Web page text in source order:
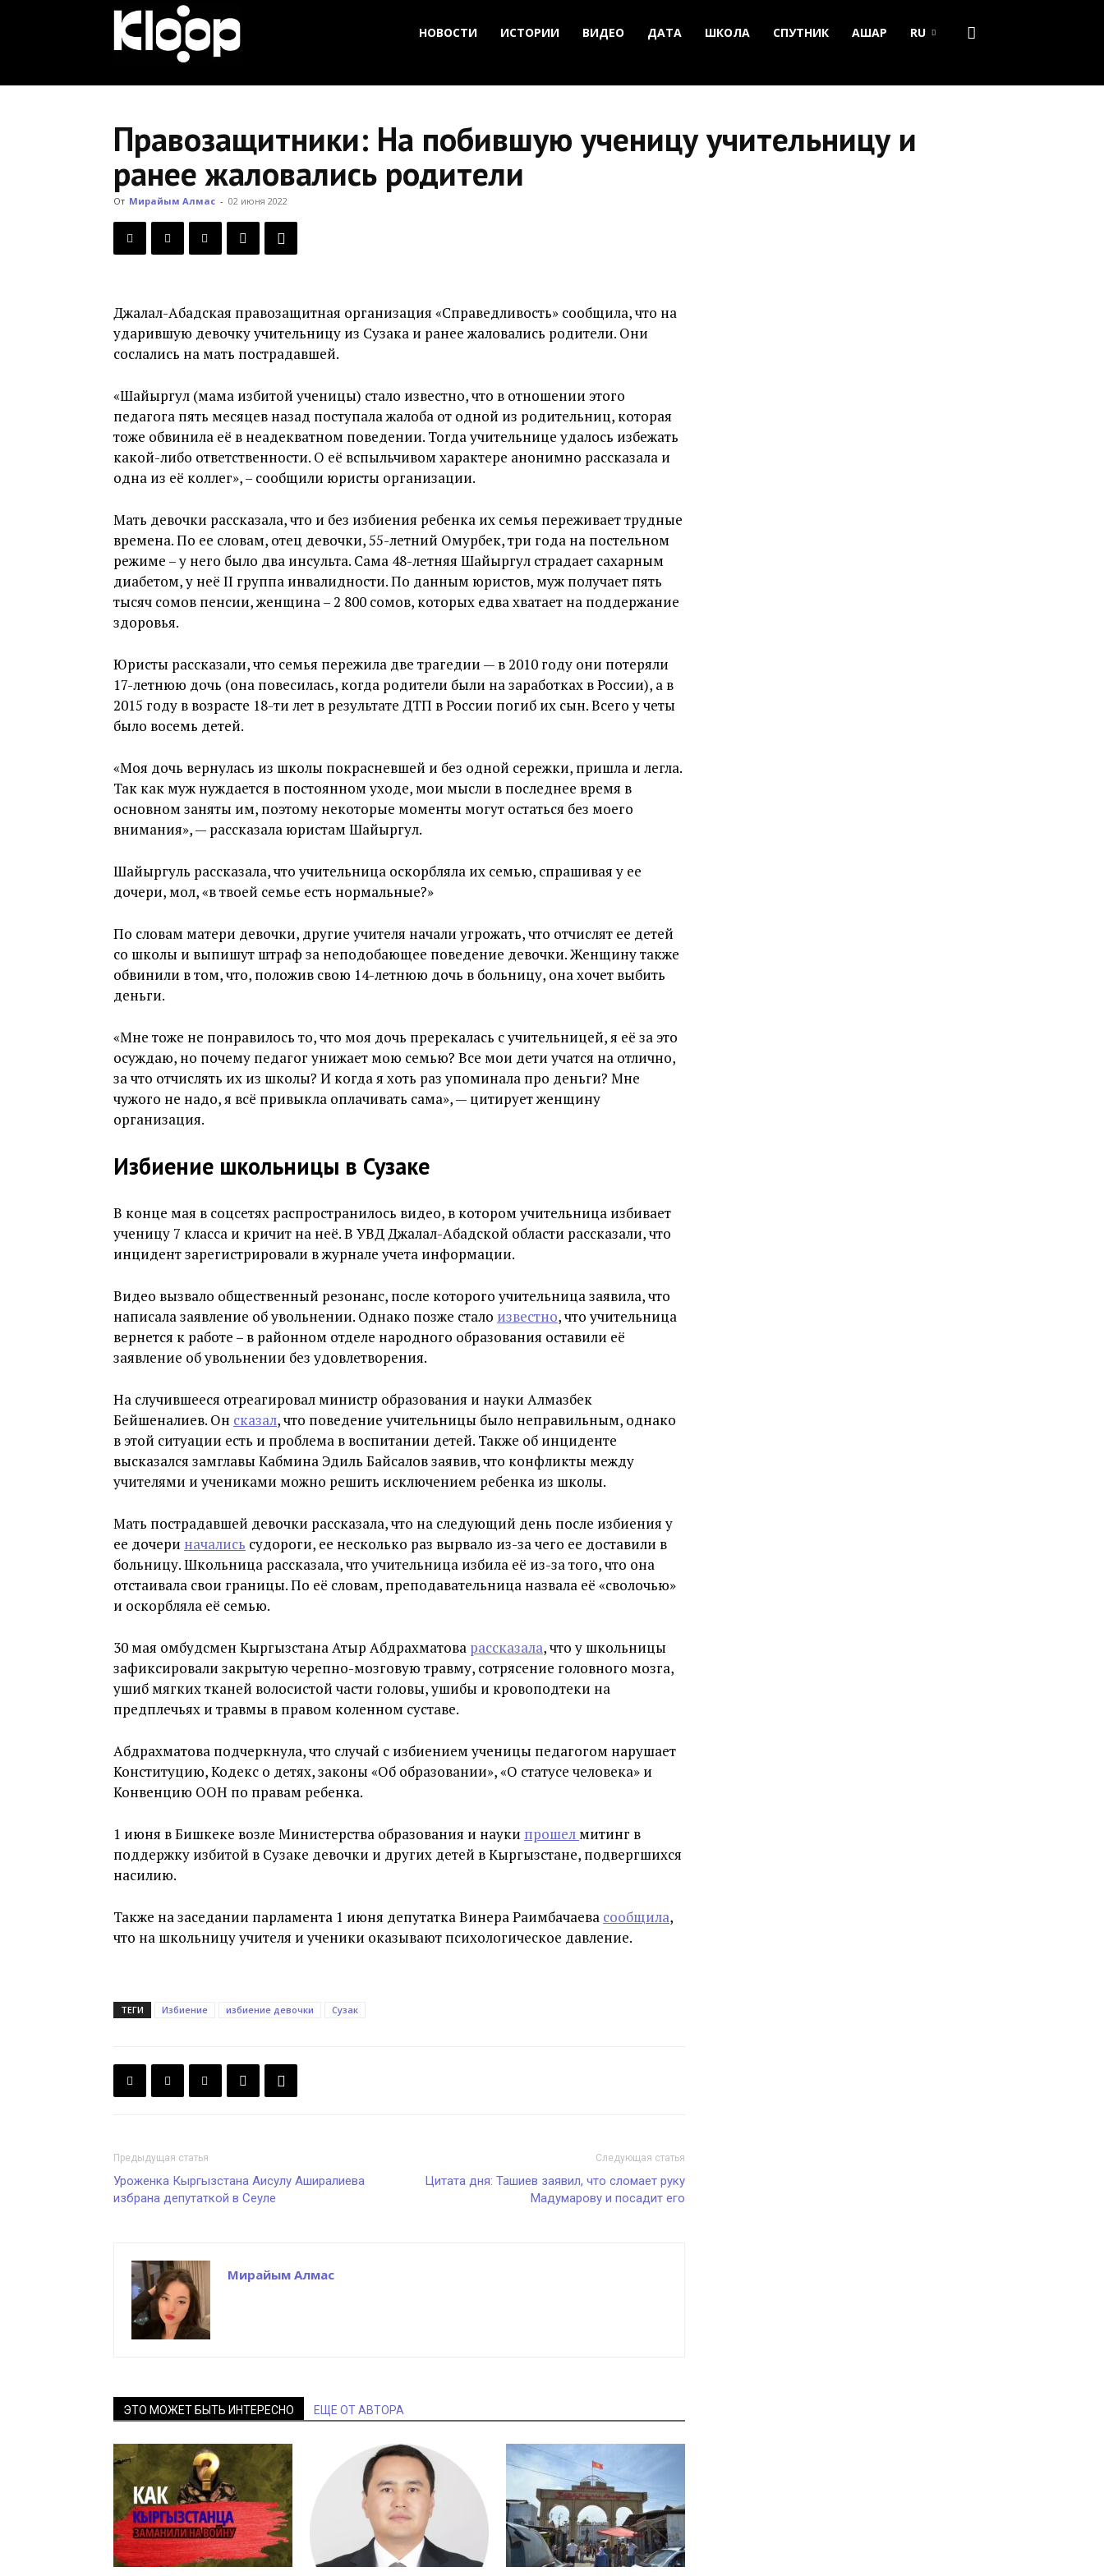
Кыргызстана
НОВОСТИ ИСТОРИИ ВИДЕО ДАТА ШКОЛА СПУТНИК АШАР RU
Правозащитники: На побившую ученицу учительницу и
ранее жаловались родители
От Мирайым Алмас - 02 июня 2022
Джалал-Абадская правозащитная организация «Справедливость» сообщила, что на
ударившую девочку учительницу из Сузака и ранее жаловались родители. Они
сослались на мать пострадавшей.
«Шайыргул (мама избитой ученицы) стало известно, что в отношении этого
педагога пять месяцев назад поступала жалоба от одной из родительниц, которая
тоже обвинила её в неадекватном поведении. Тогда учительнице удалось избежать
какой-либо ответственности. О её вспыльчивом характере анонимно рассказала и
одна из её коллег», – сообщили юристы организации.
Мать девочки рассказала, что и без избиения ребенка их семья переживает трудные
времена. По ее словам, отец девочки, 55-летний Омурбек, три года на постельном
режиме – у него было два инсульта. Сама 48-летняя Шайыргул страдает сахарным
диабетом, у неё II группа инвалидности. По данным юристов, муж получает пять
тысяч сомов пенсии, женщина – 2 800 сомов, которых едва хватает на поддержание
здоровья.
Юристы рассказали, что семья пережила две трагедии — в 2010 году они потеряли
17-летнюю дочь (она повесилась, когда родители были на заработках в России), а в
2015 году в возрасте 18-ти лет в результате ДТП в России погиб их сын. Всего у четы
было восемь детей.
«Моя дочь вернулась из школы покрасневшей и без одной сережки, пришла и легла.
Так как муж нуждается в постоянном уходе, мои мысли в последнее время в
основном заняты им, поэтому некоторые моменты могут остаться без моего
внимания», — рассказала юристам Шайыргул.
Шайыргуль рассказала, что учительница оскорбляла их семью, спрашивая у ее
дочери, мол, «в твоей семье есть нормальные?»
По словам матери девочки, другие учителя начали угрожать, что отчислят ее детей
со школы и выпишут штраф за неподобающее поведение девочки. Женщину также
обвинили в том, что, положив свою 14-летнюю дочь в больницу, она хочет выбить
деньги.
«Мне тоже не понравилось то, что моя дочь пререкалась с учительницей, я её за это
осуждаю, но почему педагог унижает мою семью? Все мои дети учатся на отлично,
за что отчислять их из школы? И когда я хоть раз упоминала про деньги? Мне
чужого не надо, я всё привыкла оплачивать сама», — цитирует женщину
организация.
Избиение школьницы в Сузаке
В конце мая в соцсетях распространилось видео, в котором учительница избивает
ученицу 7 класса и кричит на неё. В УВД Джалал-Абадской области рассказали, что
инцидент зарегистрировали в журнале учета информации.
Видео вызвало общественный резонанс, после которого учительница заявила, что
написала заявление об увольнении. Однако позже стало известно, что учительница
вернется к работе – в районном отделе народного образования оставили её
заявление об увольнении без удовлетворения.
На случившееся отреагировал министр образования и науки Алмазбек
Бейшеналиев. Он сказал, что поведение учительницы было неправильным, однако
в этой ситуации есть и проблема в воспитании детей. Также об инциденте
высказался замглавы Кабмина Эдиль Байсалов заявив, что конфликты между
учителями и учениками можно решить исключением ребенка из школы.
Мать пострадавшей девочки рассказала, что на следующий день после избиения у
ее дочери начались судороги, ее несколько раз вырвало из-за чего ее доставили в
больницу. Школьница рассказала, что учительница избила её из-за того, что она
отстаивала свои границы. По её словам, преподавательница назвала её «сволочью»
и оскорбляла её семью.
30 мая омбудсмен Кыргызстана Атыр Абдрахматова рассказала, что у школьницы
зафиксировали закрытую черепно-мозговую травму, сотрясение головного мозга,
ушиб мягких тканей волосистой части головы, ушибы и кровоподтеки на
предплечьях и травмы в правом коленном суставе.
Абдрахматова подчеркнула, что случай с избиением ученицы педагогом нарушает
Конституцию, Кодекс о детях, законы «Об образовании», «О статусе человека» и
Конвенцию ООН по правам ребенка.
1 июня в Бишкеке возле Министерства образования и науки прошел митинг в
поддержку избитой в Сузаке девочки и других детей в Кыргызстане, подвергшихся
насилию.
Также на заседании парламента 1 июня депутатка Винера Раимбачаева сообщила,
что на школьницу учителя и ученики оказывают психологическое давление.
ТЕГИ Избиение избиение девочки Сузак
Предыдущая статья
Уроженка Кыргызстана Аисулу Аширалиева
избрана депутаткой в Сеуле
Следующая статья
Цитата дня: Ташиев заявил, что сломает руку
Мадумарову и посадит его
Мирайым Алмас
ЭТО МОЖЕТ БЫТЬ ИНТЕРЕСНО ЕЩЕ ОТ АВТОРА